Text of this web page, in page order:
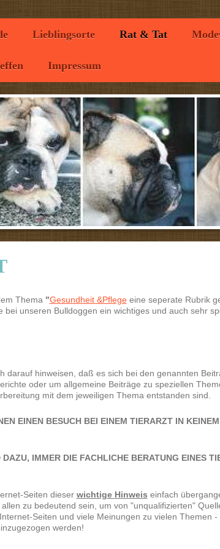
Lieblingsorte Rat & Tat
Impressum
Thema "Gesundheit &Pflegeeine seperate Rubrik
bei unseren Bulldoggen ein wichtiges und auch sehr
darauf hinweisen, daß es sich bei den genannten
oder um allgemeine Beiträge zu speziellen
mit dem jeweiligen Thema entstanden sind.
EINEN BESUCH BEI EINEM TIERARZT IN
DAZU, IMMER DIE FACHLICHE BERATUNG EINES
Seiten dieser wichtige Hinweis einfach
zu bedeutend sein, um von "unqualifizierten"
Seiten und viele Meinungen zu vielen Themen
werden!